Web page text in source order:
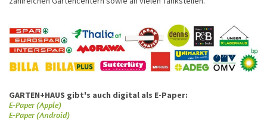
GARTEN+HAUS gibt's auch digital als E-Paper:
E-Paper (Apple)
E-Paper (Android)